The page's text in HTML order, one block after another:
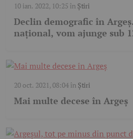
10 ian. 2022, 10:25 în Știri
Declin demografic în
naţional, vom ajunge sub
20 oct. 2021, 08:04în Știri
Mai multe decese în Argeș